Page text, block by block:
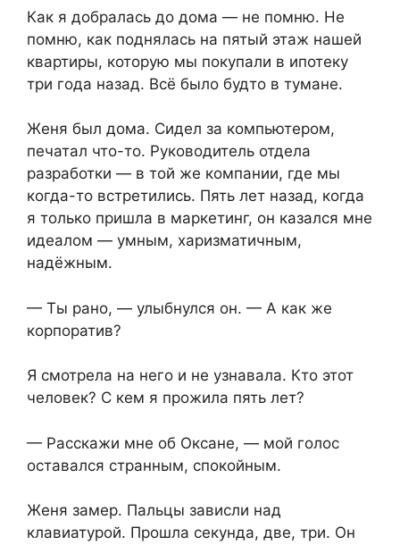
Как я добралась до дома — не помню. Не
помню, как поднялась на пятый этаж нашей
квартиры, которую мы покупали в ипотеку
три года назад. Всё было будто в тумане.
Женя был дома. Сидел за компьютером,
печатал что-то. Руководитель отдела
разработки — в той же компании, где мы
когда-то встретились. Пять лет назад, когда
я только пришла в маркетинг, он казался мне
идеалом — умным, харизматичным,
надёжным.
— Ты рано, — улыбнулся он. — А как же
корпоратив?
Я смотрела на него и не узнавала. Кто этот
человек? С кем я прожила пять лет?
— Расскажи мне об Оксане, — мой голос
оставался странным, спокойным.
Женя замер. Пальцы зависли над
клавиатурой. Прошла секунда, две, три. Он